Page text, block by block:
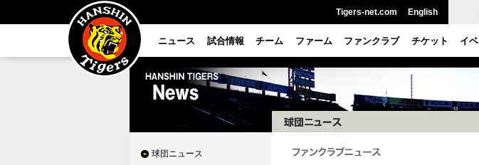
Tigers-net.com English
ニュース 試合情報 チーム ファーム ファンクラブ チケット イ
球団ニュース